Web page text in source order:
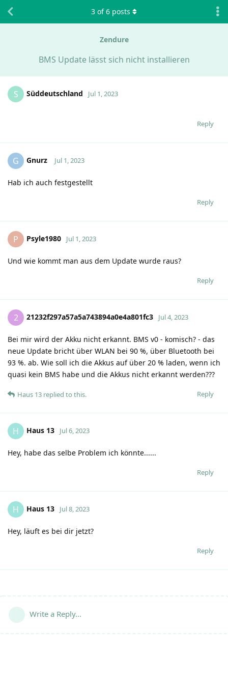
Zendure
BMS Update lässt sich nicht installieren
3 of6 posts
S Süddeutschland Jul 1, 2023
Reply
G Gnurz Jul 1, 2023
Hab ich auch festgestellt
Reply
P Psyle1980 Jul 1, 2023
Und wie kommt man aus dem Update wurde raus?
Reply
2 21232f297a57a5a743894a0e4a801fc3 Jul 4, 2023
Bei mir wird der Akku nicht erkannt. BMS v0 - komisch? - das
neue Update bricht über WLAN bei 90 %, über Bluetooth bei
93 %. ab. Wie soll ich die Akkus auf über 20 % laden, wenn ich
quasi kein BMS habe und die Akkus nicht erkannt werden???
Reply
Haus 13 replied to this.
H Haus 13 Jul 6, 2023
Hey, habe das selbe Problem ich könnte......
Reply
H Haus 13 Jul 8, 2023
Hey, läuft es bei dir jetzt?
Reply
Write a Reply...